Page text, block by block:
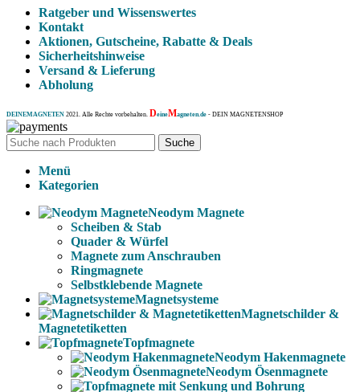
Ratgeber und Wissenswertes
Kontakt
Aktionen, Gutscheine, Rabatte & Deals
Sicherheitshinweise
Versand & Lieferung
Abholung
DEINEMAGNETEN 2021. Alle Rechte vorbehalten. DeineMagneten.de - DEIN MAGNETENSHOP
Suche
Menü
Kategorien
Neodym Magnete
Scheiben & Stab
Quader & Würfel
Magnete zum Anschrauben
Ringmagnete
Selbstklebende Magnete
Magnetsysteme
Magnetschilder &
Magnetetiketten
Topfmagnete
Neodym Hakenmagnete
Neodym Ösenmagnete